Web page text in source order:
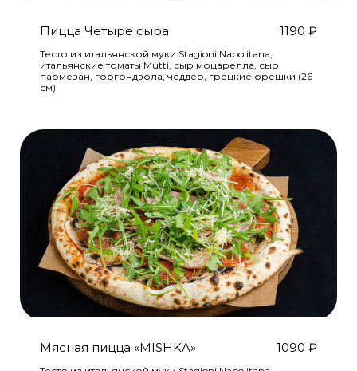
Пицца Четыре сыра 1190 ₽
Тесто из итальянской муки Stagioni Napolitana,
итальянские томаты Mutti, сыр моцарелла, сыр
пармезан, горгондзола, чеддер, грецкие орешки (26
см)
Мясная пицца «MISHKA» 1090 ₽